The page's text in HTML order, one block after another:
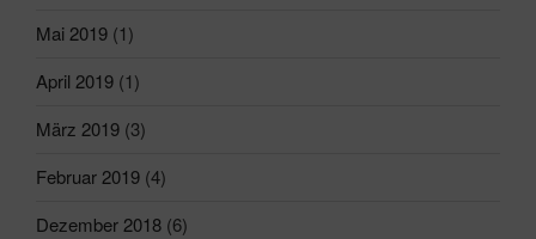
Mai 2019 (1)
April 2019 (1)
März 2019 (3)
Februar 2019 (4)
Dezember 2018 (6)